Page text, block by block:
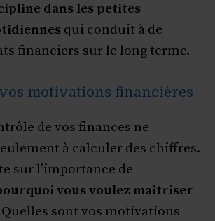
dans les petites
qui conduit à de
financiers sur le long terme.
motivations financières
de vos finances ne
à calculer des chiffres.
sur l’importance de
vous voulez maîtriser
Quelles sont vos motivations